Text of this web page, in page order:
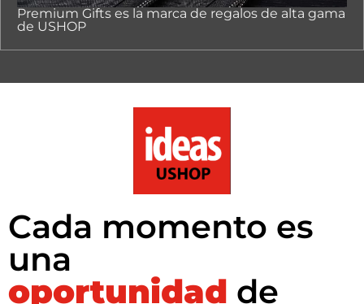
Premium Gifts es la marca de regalos de alta gama
de USHOP
Cada momento es
una
oportunidad de